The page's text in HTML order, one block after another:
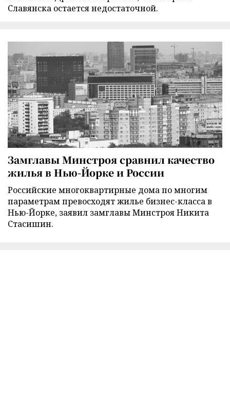
Славянска остается недостаточной.
Замглавы Минстроя сравнил качество
жилья в Нью-Йорке и России
Российские многоквартирные дома по многим
параметрам превосходят жилье бизнес-класса в
Нью-Йорке, заявил замглавы Минстроя Никита
Стасишин.